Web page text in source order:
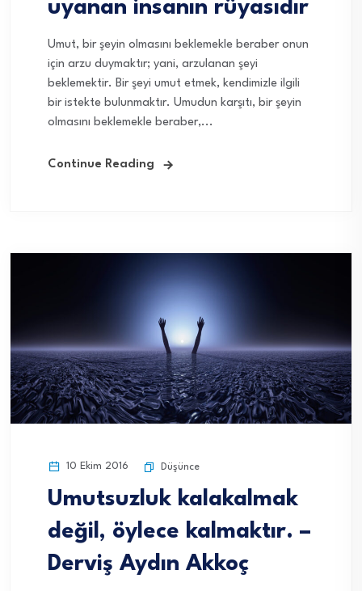
uyanan insanın rüyasıdır
Umut, bir şeyin olmasını beklemekle beraber onun
için arzu duymaktır; yani, arzulanan şeyi
beklemektir. Bir şeyi umut etmek, kendimizle ilgili
bir istekte bulunmaktır. Umudun karşıtı, bir şeyin
olmasını beklemekle beraber,...
Continue Reading
10 Ekim 2016 Düşünce
Umutsuzluk kalakalmak
değil, öylece kalmaktır. –
Derviş Aydın Akkoç